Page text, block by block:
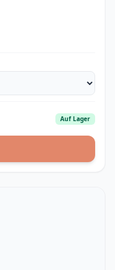
Auf Lager